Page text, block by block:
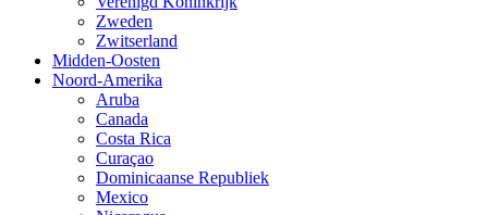
Zweden
Zwitserland
Midden-Oosten
Noord-Amerika
Aruba
Canada
Costa Rica
Curaçao
Dominicaanse Republiek
Mexico